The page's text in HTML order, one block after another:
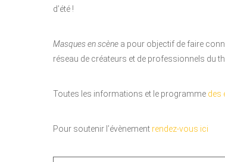
d’été !
Masques en scène a pour objectif de faire
réseau de créateurs et de professionnels du
Toutes les informations et le programme des
Pour soutenir l’évènement rendez-vous ici